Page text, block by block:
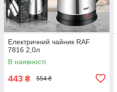
Електричний чайник RAF
7816 2,0л
В наявності
443 ₴ 554 ₴